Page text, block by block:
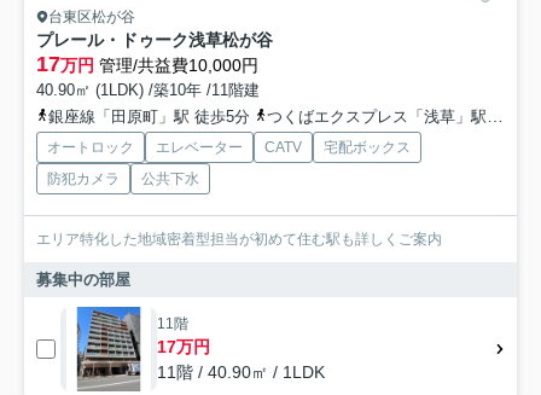
台東区松が谷
プレール・ドゥーク浅草松が谷
17万円 管理/共益費10,000円
40.90㎡ (1LDK) /築10年 /11階建
銀座線「田原町」駅 徒歩5分
つくばエクスプレス「浅草」駅 徒歩8分
オートロック エレベーター CATV
宅配ボックス
防犯カメラ
公共下水
エリア特化した地域密着型担当が初めて住む駅も詳しくご案内
募集中の部屋
11階
17万円
11階 / 40.90㎡ / 1LDK